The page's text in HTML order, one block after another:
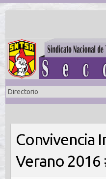
Convivencia
Verano 2016